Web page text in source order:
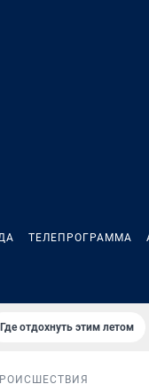
ТЕЛЕПРОГРАММА
Где отдохнуть этим летом